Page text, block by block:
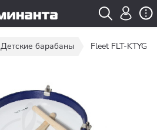
Детские барабаны Fleet FLT-KTYG